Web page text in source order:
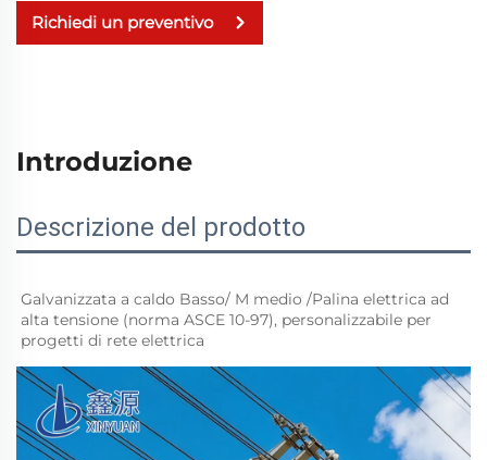
Richiedi un preventivo
Introduzione
Descrizione del prodotto
Galvanizzata a caldo Basso/ M medio /Palina elettrica ad
alta tensione (norma ASCE 10-97), personalizzabile per
progetti di rete elettrica